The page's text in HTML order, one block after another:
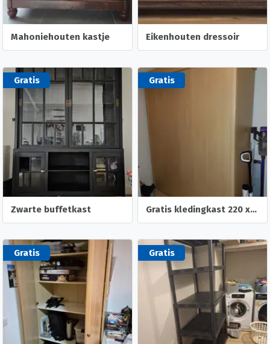
Mahoniehouten kastje Eikenhouten dressoir
Gratis
Zwarte buffetkast
Gratis
Gratis kledingkast 220 x 180 x 60
Gratis Gratis